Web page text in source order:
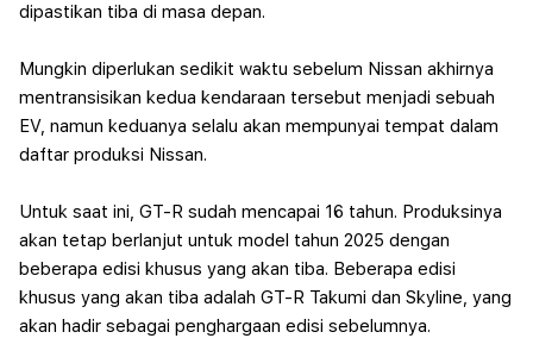
dipastikan tiba di masa depan.
Mungkin diperlukan sedikit waktu sebelum Nissan akhirnya
mentransisikan kedua kendaraan tersebut menjadi sebuah
EV, namun keduanya selalu akan mempunyai tempat dalam
daftar produksi Nissan.
Untuk saat ini, GT-R sudah mencapai 16 tahun. Produksinya
akan tetap berlanjut untuk model tahun 2025 dengan
beberapa edisi khusus yang akan tiba. Beberapa edisi
khusus yang akan tiba adalah GT-R Takumi dan Skyline, yang
akan hadir sebagai penghargaan edisi sebelumnya.